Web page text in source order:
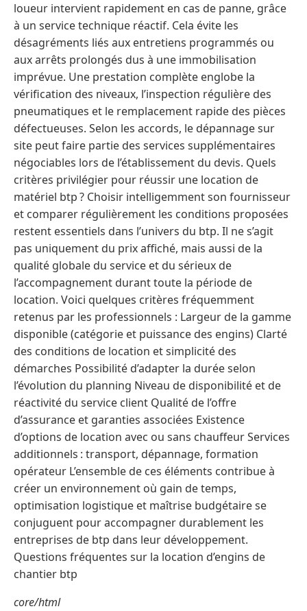
loueur intervient rapidement en cas de panne, grâce
à un service technique réactif. Cela évite les
désagréments liés aux entretiens programmés ou
aux arrêts prolongés dus à une immobilisation
imprévue. Une prestation complète englobe la
vérification des niveaux, l’inspection régulière des
pneumatiques et le remplacement rapide des pièces
défectueuses. Selon les accords, le dépannage sur
site peut faire partie des services supplémentaires
négociables lors de l’établissement du devis. Quels
critères privilégier pour réussir une location de
matériel btp ? Choisir intelligemment son fournisseur
et comparer régulièrement les conditions proposées
restent essentiels dans l’univers du btp. Il ne s’agit
pas uniquement du prix affiché, mais aussi de la
qualité globale du service et du sérieux de
l’accompagnement durant toute la période de
location. Voici quelques critères fréquemment
retenus par les professionnels : Largeur de la gamme
disponible (catégorie et puissance des engins) Clarté
des conditions de location et simplicité des
démarches Possibilité d’adapter la durée selon
l’évolution du planning Niveau de disponibilité et de
réactivité du service client Qualité de l’offre
d’assurance et garanties associées Existence
d’options de location avec ou sans chauffeur Services
additionnels : transport, dépannage, formation
opérateur L’ensemble de ces éléments contribue à
créer un environnement où gain de temps,
optimisation logistique et maîtrise budgétaire se
conjuguent pour accompagner durablement les
entreprises de btp dans leur développement.
Questions fréquentes sur la location d’engins de
chantier btp
core/html